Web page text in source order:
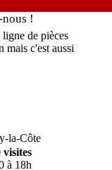
!
de pièces
mais c'est aussi
la-Côte
visites
à 18h